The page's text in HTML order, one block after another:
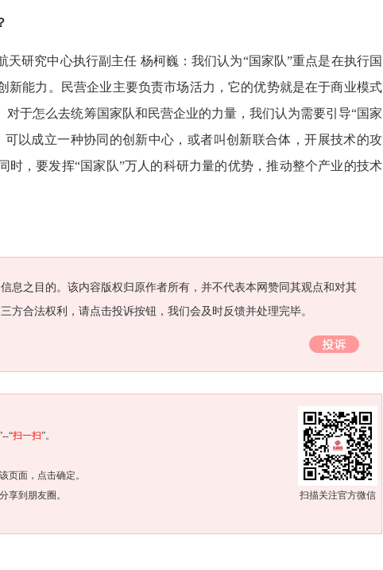
天研究中心执行副主任 杨柯巍：我们认为“国家队”重点是在执行国
新能力。民营企业主要负责市场活力，它的优势就是在于商业模式
于怎么去统筹国家队和民营企业的力量，我们认为需要引导“国家
以成立一种协同的创新中心，或者叫创新联合体，开展技术的攻
时，要发挥“国家队”万人的科研力量的优势，推动整个产业的技术
息之目的。该内容版权归原作者所有，并不代表本网赞同其观点和对其
方合法权利，请点击投诉按钮，我们会及时反馈并处理完毕。
扫描关注官方微信
“扫一扫”。
页面，点击确定。
享到朋友圈。